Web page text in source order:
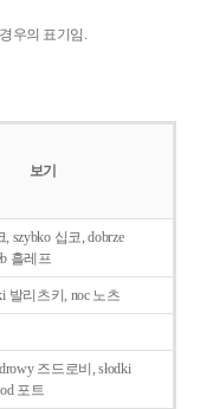
우의 표기임.
보기
szybko 십코, dobrze
흘레프
발리츠키, noc 노츠
즈드로비, słodki
포트